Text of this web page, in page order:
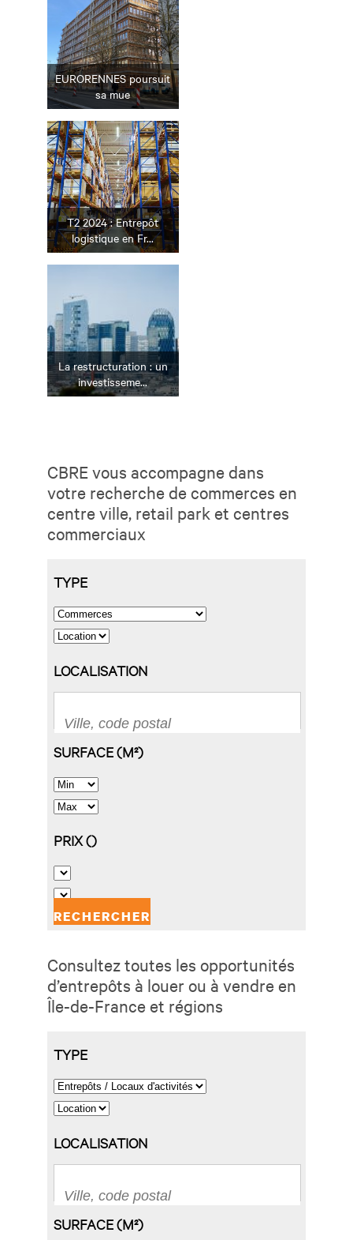
EURORENNES poursuit
sa mue
T2 2024 : Entrepôt
logistique en Fr...
La restructuration : un
investisseme...
CBRE vous accompagne dans
votre recherche de commerces en
centre ville, retail park et centres
commerciaux
Consultez toutes les opportunités
d’entrepôts à louer ou à vendre en
Île-de-France et régions